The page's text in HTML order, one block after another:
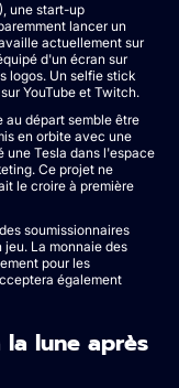
une start-up
lancer un
actuellement sur
d'un écran sur
logos. Un selfie stick
YouTube et Twitch.
au départ semble être
en orbite avec une
une Tesla dans l'espace
Ce projet ne
le croire à première
soumissionnaires
La monnaie des
pour les
également
lune après